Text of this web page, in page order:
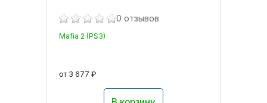
0 отзывов
Mafia 2 (PS3)
от 3 677 ₽